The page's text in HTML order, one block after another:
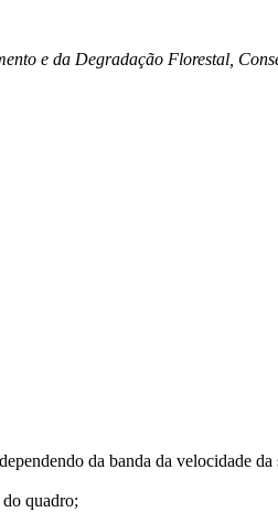
e da Degradação Florestal,
da banda da velocidade da
quadro;